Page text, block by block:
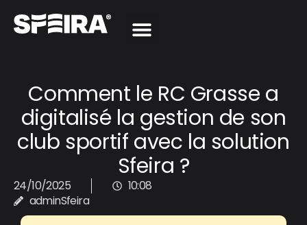
Comment le RC Grasse a
digitalisé la gestion de son
club sportif avec la solution
Sfeira ?
24/10/2025
10:08
adminSfeira